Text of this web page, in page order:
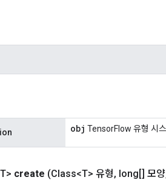
obj TensorFlow 유형 시
create (Class<T> 유형, long[] 모양